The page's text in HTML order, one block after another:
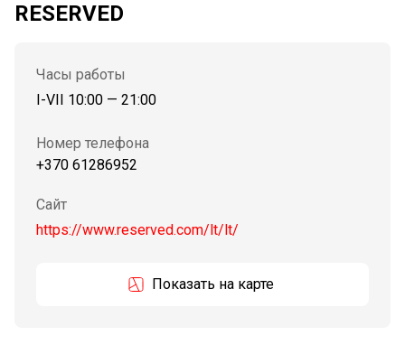
RESERVED
Часы работы
I-VII 10:00 — 21:00
Номер телефона
+370 61286952
Сайт
https://www.reserved.com/lt/lt/
Показать на карте